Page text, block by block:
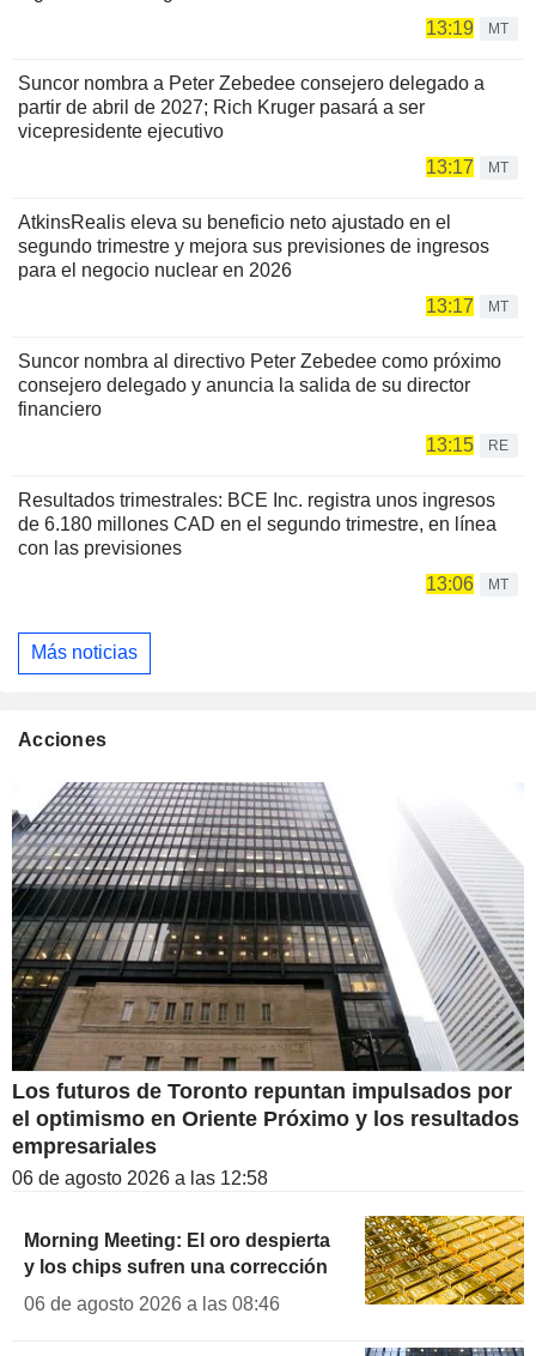
13:19
MT
Suncor nombra a Peter Zebedee consejero delegado a
partir de abril de 2027; Rich Kruger pasará a ser
vicepresidente ejecutivo
13:17
MT
AtkinsRealis eleva su beneficio neto ajustado en el
segundo trimestre y mejora sus previsiones de ingresos
para el negocio nuclear en 2026
13:17
MT
Suncor nombra al directivo Peter Zebedee como próximo
consejero delegado y anuncia la salida de su director
financiero
13:15
RE
Resultados trimestrales: BCE Inc. registra unos ingresos
de 6.180 millones CAD en el segundo trimestre, en línea
con las previsiones
13:06
MT
Más noticias
Acciones
Los futuros de Toronto repuntan impulsados por
el optimismo en Oriente Próximo y los resultados
empresariales
06 de agosto 2026 a las 12:58
Morning Meeting: El oro despierta
y los chips sufren una corrección
06 de agosto 2026 a las 08:46